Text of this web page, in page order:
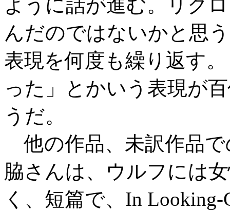
ように話が進む。リク
んだのではないかと思
表現を何度も繰り返す
った」とかいう表現が
うだ。
他の作品、未訳作品
脇さんは、ウルフには
く、短篇で、In